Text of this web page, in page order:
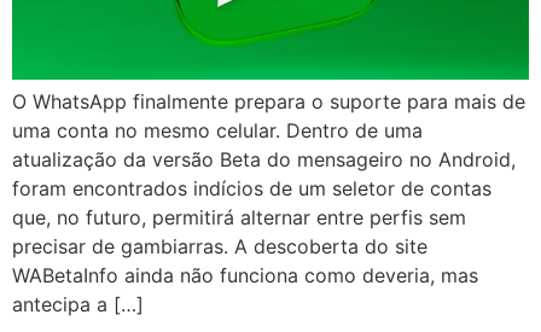
O WhatsApp finalmente prepara o suporte para mais de
uma conta no mesmo celular. Dentro de uma
atualização da versão Beta do mensageiro no Android,
foram encontrados indícios de um seletor de contas
que, no futuro, permitirá alternar entre perfis sem
precisar de gambiarras. A descoberta do site
WABetaInfo ainda não funciona como deveria, mas
antecipa a […]